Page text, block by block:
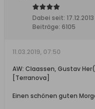
Dabei seit: 17.12.2013
Beiträge: 6105
11.03.2019, 07:50
AW: Claassen, Gustav
[Terranova]
Einen schönen guten